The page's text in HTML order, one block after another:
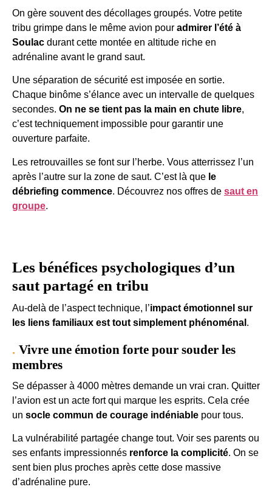
On gère souvent des décollages groupés. Votre petite
tribu grimpe dans le même avion pour admirer l’été à
Soulac durant cette montée en altitude riche en
adrénaline avant le grand saut.
Une séparation de sécurité est imposée en sortie.
Chaque binôme s’élance avec un intervalle de quelques
secondes. On ne se tient pas la main en chute libre,
c’est techniquement impossible pour garantir une
ouverture parfaite.
Les retrouvailles se font sur l’herbe. Vous atterrissez l’un
après l’autre sur la zone de saut. C’est là que le
débriefing commence. Découvrez nos offres de saut en
groupe.
Les bénéfices psychologiques d’un
saut partagé en tribu
Au-delà de l’aspect technique, l’impact émotionnel sur
les liens familiaux est tout simplement phénoménal .
Vivre une émotion forte pour souder les
membres
Se dépasser à 4000 mètres demande un vrai cran. Quitter
l’avion est un acte fort qui marque les esprits. Cela crée
un socle commun de courage indéniable pour tous.
La vulnérabilité partagée change tout. Voir ses parents ou
ses enfants impressionnés renforce la complicité. On se
sent bien plus proches après cette dose massive
d’adrénaline pure.